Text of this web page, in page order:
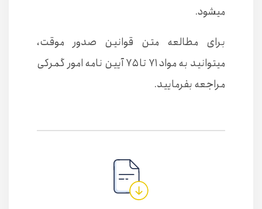
میشود.
برای مطالعه متن قوانین صدور موقت،
میتوانید به مواد ۷۱ تا ۷۵ آیین نامه امور گمرکی
مراجعه بفرمایید.